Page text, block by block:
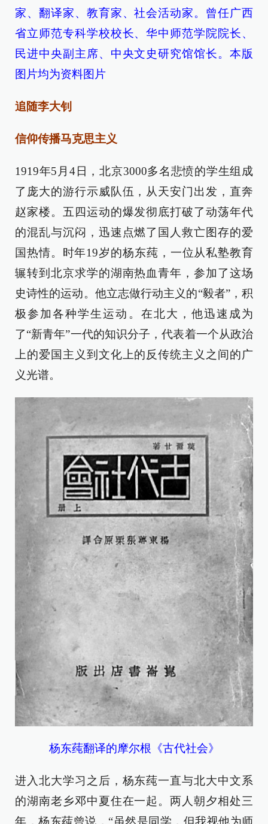
家、翻译家、教育家、社会活动家。曾任广西
省立师范专科学校校长、华中师范学院院长、
民进中央副主席、中央文史研究馆馆长。本版
图片均为资料图片
追随李大钊
信仰传播马克思主义
1919年5月4日，北京3000多名悲愤的学生组成
了庞大的游行示威队伍，从天安门出发，直奔
赵家楼。五四运动的爆发彻底打破了动荡年代
的混乱与沉闷，迅速点燃了国人救亡图存的爱
国热情。时年19岁的杨东莼，一位从私塾教育
辗转到北京求学的湖南热血青年，参加了这场
史诗性的运动。他立志做行动主义的“毅者”，积
极参加各种学生运动。在北大，他迅速成为
了“新青年”一代的知识分子，代表着一个从政治
上的爱国主义到文化上的反传统主义之间的广
义光谱。
杨东莼翻译的摩尔根《古代社会》
进入北大学习之后，杨东莼一直与北大中文系
的湖南老乡邓中夏住在一起。两人朝夕相处三
年，杨东莼曾说，“虽然是同学，但我视他为师